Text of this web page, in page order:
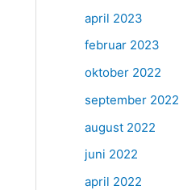
april 2023
februar 2023
oktober 2022
september 2022
august 2022
juni 2022
april 2022